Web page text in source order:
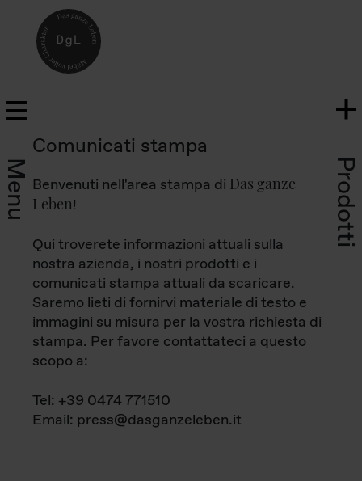
Menu Prodotti
Comunicati stampa
Benvenuti nell'area stampa di Das ganze
Leben!
Qui troverete informazioni attuali sulla
nostra azienda, i nostri prodotti e i
comunicati stampa attuali da scaricare.
Saremo lieti di fornirvi materiale di testo e
immagini su misura per la vostra richiesta di
stampa. Per favore contattateci a questo
scopo a:
Tel: +39 0474 771510
Email: press@dasganzeleben.it